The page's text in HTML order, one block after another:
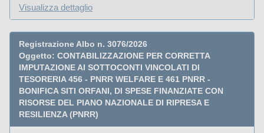
Visualizza dettaglio
Registrazione Albo n. 3076/2026
Oggetto: CONTABILIZZAZIONE PER CORRETTA
IMPUTAZIONE AI SOTTOCONTI VINCOLATI DI
TESORERIA 456 - PNRR WELFARE E 461 PNRR -
BONIFICA SITI ORFANI, DI SPESE FINANZIATE CON
RISORSE DEL PIANO NAZIONALE DI RIPRESA E
RESILIENZA (PNRR)